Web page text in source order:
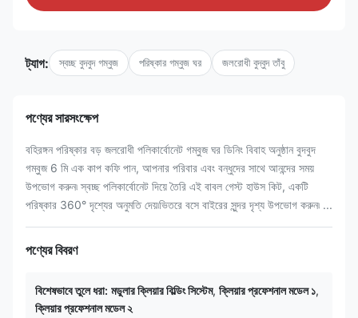
ট্যাগ: স্বচ্ছ বুদবুদ গম্বুজ পরিষ্কার গম্বুজ ঘর জলরোধী বুদ্বুদ তাঁবু
পণ্যের সারসংক্ষেপ
বহিরঙ্গন পরিষ্কার বড় জলরোধী পলিকার্বোনেট গম্বুজ ঘর ডিনিং বিবাহ অনুষ্ঠান বুদবুদ
গম্বুজ 6 মি এক কাপ কফি পান, আপনার পরিবার এবং বন্ধুদের সাথে আনন্দের সময়
উপভোগ করুন৷ স্বচ্ছ পলিকার্বোনেট দিয়ে তৈরি এই বাবল গেস্ট হাউস কিট, একটি
পরিষ্কার 360° দৃশ্যের অনুমতি দেয়৷ভিতরে বসে বাইরের সুন্দর দৃশ্য উপভোগ করুন৷ ...
পণ্যের বিবরণ
বিশেষভাবে তুলে ধরা: মডুলার ক্লিয়ার বিল্ডিং সিস্টেম, ক্লিয়ার প্রফেশনাল মডেল ১,
ক্লিয়ার প্রফেশনাল মডেল ২